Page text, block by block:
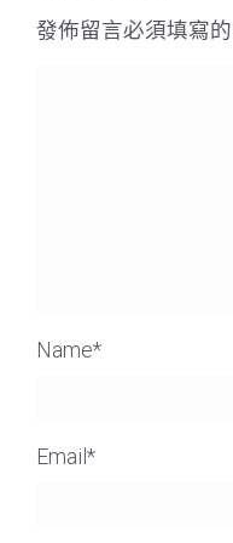
發佈留言必須填寫
Name*
Email *